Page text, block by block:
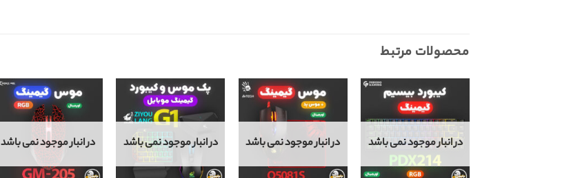
محصولات مرتبط
در انبار موجود نمی باشد در انبار موجود نمی باشد در انبار موجود نمی باشد در انبار موجود نمی باشد